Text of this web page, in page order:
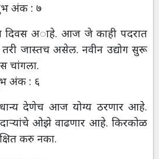
शुभ अंक : ७
दिवस अाहे. आज जे काही पदरात
तरी जास्तच असेल. नवीन उद्योग सुरू
चांगला.
अंक : ६
देणेच आज योग्य ठरणार आहे.
ओझे वाढणार आहे. किरकोळ
करु नका.